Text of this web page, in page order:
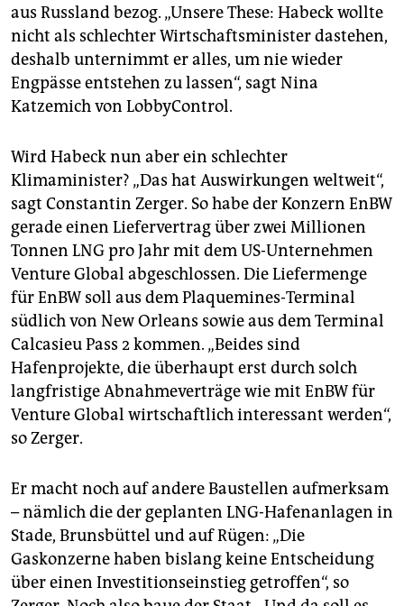
aus Russland bezog. „Unsere These: Habeck wollte
nicht als schlechter Wirtschaftsminister dastehen,
deshalb unternimmt er alles, um nie wieder
Engpässe entstehen zu lassen“, sagt Nina
Katzemich von LobbyControl.
Wird Habeck nun aber ein schlechter
Klimaminister? „Das hat Auswirkungen weltweit“,
sagt Constantin Zerger. So habe der Konzern EnBW
gerade einen Liefervertrag über zwei Millionen
Tonnen LNG pro Jahr mit dem US-Unternehmen
Venture Global abgeschlossen. Die Liefermenge
für EnBW soll aus dem Plaquemines-Terminal
südlich von New Orleans sowie aus dem Terminal
Calcasieu Pass 2 kommen. „Beides sind
Hafenprojekte, die überhaupt erst durch solch
langfristige Abnahmeverträge wie mit EnBW für
Venture Global wirtschaftlich interessant werden“,
so Zerger.
Er macht noch auf andere Baustellen aufmerksam
– nämlich die der geplanten LNG-Hafenanlagen in
Stade, Brunsbüttel und auf Rügen: „Die
Gaskonzerne haben bislang keine Entscheidung
über einen Investitionseinstieg getroffen“, so